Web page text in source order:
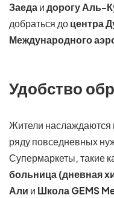
Заедаидорогу Аль-
добраться доцентра
Международного
Удобство
Жители наслаждаются
ряду повседневных
Супермаркеты, такие
больница (дневная
Али и Школа GEMS